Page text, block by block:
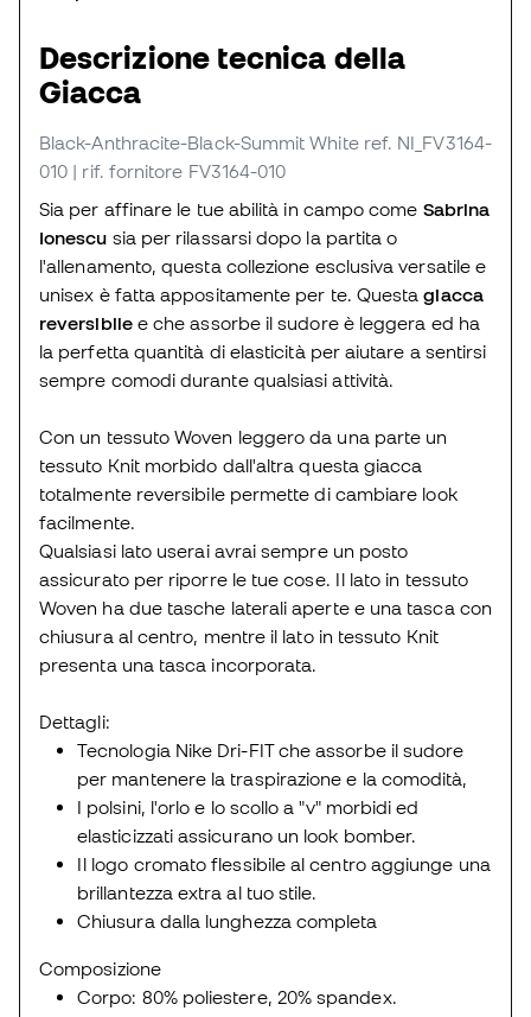
Descrizione tecnica della
Giacca
Black-Anthracite-Black-Summit White ref. NI_FV3164-
010 | rif. fornitore FV3164-010
Sia per affinare le tue abilità in campo come Sabrina
Ionescu sia per rilassarsi dopo la partita o
l'allenamento, questa collezione esclusiva versatile e
unisex è fatta appositamente per te. Questagiacca
reversibilee che assorbe il sudore è leggera ed ha
la perfetta quantità di elasticità per aiutare a sentirsi
sempre comodi durante qualsiasi attività.
Con un tessuto Woven leggero da una parte un
tessuto Knit morbido dall'altra questa giacca
totalmente reversibile permette di cambiare look
facilmente.
Qualsiasi lato userai avrai sempre un posto
assicurato per riporre le tue cose. Il lato in tessuto
Woven ha due tasche laterali aperte e una tasca con
chiusura al centro, mentre il lato in tessuto Knit
presenta una tasca incorporata.
Dettagli:
Tecnologia Nike Dri-FIT che assorbe il sudore
per mantenere la traspirazione e la comodità,
I polsini, l'orlo e lo scollo a "v" morbidi ed
elasticizzati assicurano un look bomber.
Il logo cromato flessibile al centro aggiunge una
brillantezza extra al tuo stile.
Chiusura dalla lunghezza completa
Composizione
Corpo: 80% poliestere, 20% spandex.